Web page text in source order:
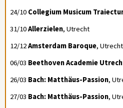
24/10 Collegium Musicum
31/10Allerzielen, Utrecht
12/12Amsterdam Baroque, Utrecht
06/03 Beethoven Academie
26/03 Bach: Matthäus-Passion,
27/03 Bach: Matthäus-Passion,